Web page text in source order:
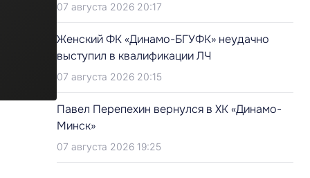
07 августа 2026 20:17
Женский ФК «Динамо-БГУФК» неудачно
выступил в квалификации ЛЧ
07 августа 2026 20:15
Павел Перепехин вернулся в ХК «Динамо-
Минск»
07 августа 2026 19:25